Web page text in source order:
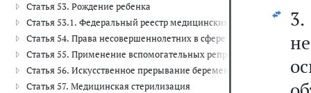
Статья 53. Рождение ребенка
Статья 53.1. Федеральный реестр медицинских документов о
Статья 54. Права несовершеннолетних в сфере охраны здоровья
Статья 55. Применение вспомогательных репродуктивных
Статья 56. Искусственное прерывание беременности
Статья 57. Медицинская стерилизация